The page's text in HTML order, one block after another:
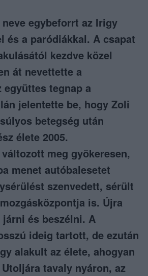
egybeforrt az Irigy
és a paródiákkal. A csapat
kezdve közel
át nevettette a
együttes tegnap a
jelentette be, hogy Zoli
betegség után
élete 2005.
meg gyökeresen,
menet autóbalesetet
szenvedett, sérült
is. Újra
és beszélni. A
ideig tartott, de ezután
alakult az élete, ahogyan
tavaly nyáron, az